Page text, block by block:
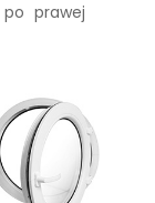
prawej